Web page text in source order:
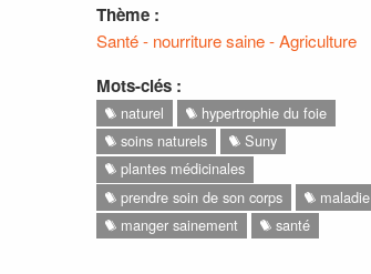
Thème :
Santé - nourriture saine - Agriculture
Mots-clés :
naturel
hypertrophie du foie
soins naturels
Suny
plantes médicinales
prendre soin de son corps
maladie
manger sainement
santé